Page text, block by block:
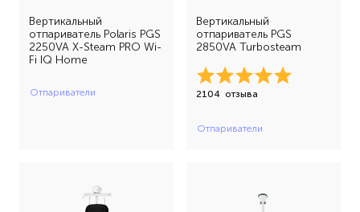
Вертикальный
отпариватель Polaris PGS
2250VA X-Steam PRO Wi-
Fi IQ Home
Отпариватели
Вертикальный
отпариватель PGS
2850VA Turbosteam
2104 отзыва
Отпариватели